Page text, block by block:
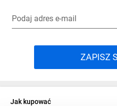
Podaj adres e-mail
ZAPISZ
Jak kupować